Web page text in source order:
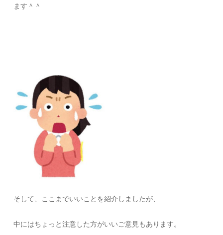
ます＾＾
そして、ここまでいいことを紹介しましたが、
中にはちょっと注意した方がいいご意見もあります。